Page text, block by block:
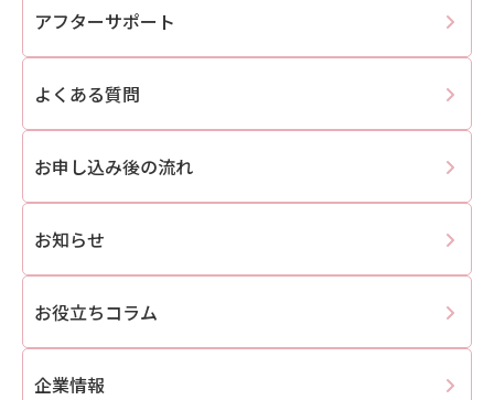
アフターサポート
よくある質問
お申し込み後の流れ
お知らせ
お役立ちコラム
企業情報